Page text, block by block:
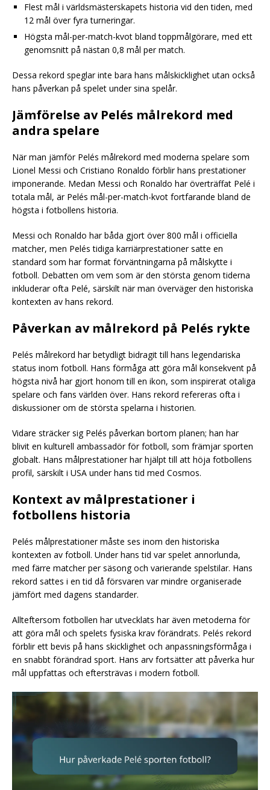
Flest mål i världsmästerskapets historia vid den tiden, med
12 mål över fyra turneringar.
Högsta mål-per-match-kvot bland toppmålgörare, med ett
genomsnitt på nästan 0,8 mål per match.
Dessa rekord speglar inte bara hans målskicklighet utan också
hans påverkan på spelet under sina spelår.
Jämförelse av Pelés målrekord med
andra spelare
När man jämför Pelés målrekord med moderna spelare som
Lionel Messi och Cristiano Ronaldo förblir hans prestationer
imponerande. Medan Messi och Ronaldo har överträffat Pelé i
totala mål, är Pelés mål-per-match-kvot fortfarande bland de
högsta i fotbollens historia.
Messi och Ronaldo har båda gjort över 800 mål i officiella
matcher, men Pelés tidiga karriärprestationer satte en
standard som har format förväntningarna på målskytte i
fotboll. Debatten om vem som är den största genom tiderna
inkluderar ofta Pelé, särskilt när man överväger den historiska
kontexten av hans rekord.
Påverkan av målrekord på Pelés rykte
Pelés målrekord har betydligt bidragit till hans legendariska
status inom fotboll. Hans förmåga att göra mål konsekvent på
högsta nivå har gjort honom till en ikon, som inspirerat otaliga
spelare och fans världen över. Hans rekord refereras ofta i
diskussioner om de största spelarna i historien.
Vidare sträcker sig Pelés påverkan bortom planen; han har
blivit en kulturell ambassadör för fotboll, som främjar sporten
globalt. Hans målprestationer har hjälpt till att höja fotbollens
profil, särskilt i USA under hans tid med Cosmos.
Kontext av målprestationer i
fotbollens historia
Pelés målprestationer måste ses inom den historiska
kontexten av fotboll. Under hans tid var spelet annorlunda,
med färre matcher per säsong och varierande spelstilar. Hans
rekord sattes i en tid då försvaren var mindre organiserade
jämfört med dagens standarder.
Allteftersom fotbollen har utvecklats har även metoderna för
att göra mål och spelets fysiska krav förändrats. Pelés rekord
förblir ett bevis på hans skicklighet och anpassningsförmåga i
en snabbt förändrad sport. Hans arv fortsätter att påverka hur
mål uppfattas och eftersträvas i modern fotboll.